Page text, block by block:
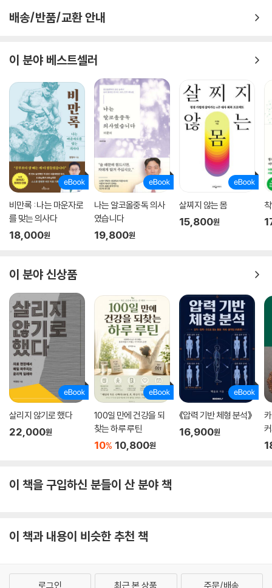
배송/반품/교환 안내
이 분야 베스트셀러
비만록 : 나는 마운자로
를 맞는 의사다
18,000원
나는 알코올중독 의사
였습니다
19,800원
살찌지 않는 몸
15,800원
이 분야 신상품
살리지 않기로 했다
22,000원
100일 만에 건강을 되
찾는 하루 루틴
10% 10,800원
《압력 기반 체형 분석》
16,900원
이 책을 구입하신 분들이 산 분야 책
이 책과 내용이 비슷한 추천 책
로그인 최근 본 상품 주문/배송